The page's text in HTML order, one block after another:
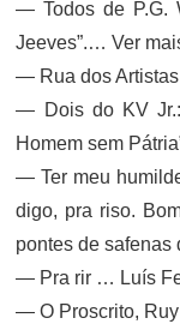
— Todos de P.G.
Jeeves”.… Ver
— Rua dos
— Dois do KV Jr.:
Homem sem
— Ter meu
digo, pra riso.
pontes de safenas
— Pra rir … Luís
— O Proscrito, Ruy